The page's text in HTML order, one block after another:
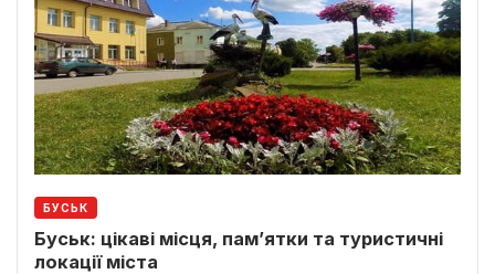
БУСЬК
Буськ: цікаві місця, пам’ятки та туристичні
локації міста